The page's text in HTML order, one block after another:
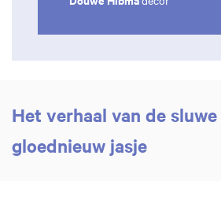
Het verhaal van de
gloednieuw jasje